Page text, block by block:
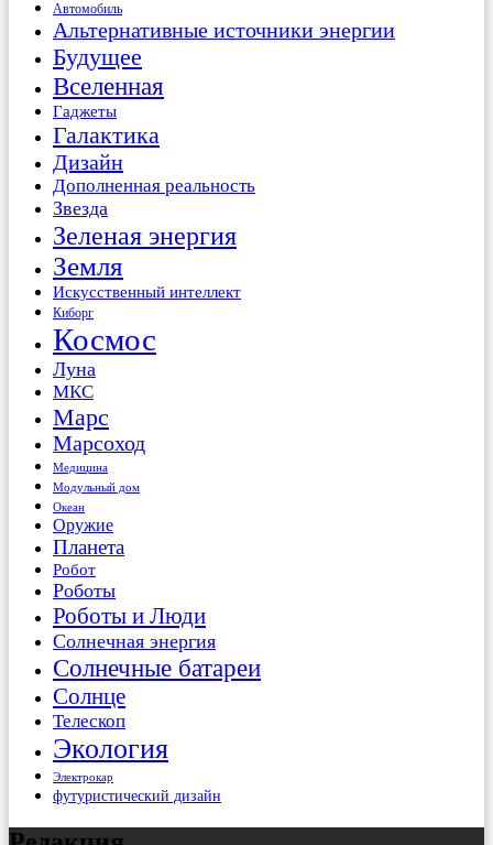
Автомобиль
Альтернативные источники энергии
Будущее
Вселенная
Гаджеты
Галактика
Дизайн
Дополненная реальность
Звезда
Зеленая энергия
Земля
Искусственный интеллект
Киборг
Космос
Луна
МКС
Марс
Марсоход
Медицина
Модульный дом
Океан
Оружие
Планета
Робот
Роботы
Роботы и Люди
Солнечная энергия
Солнечные батареи
Солнце
Телескоп
Экология
Электрокар
футуристический дизайн